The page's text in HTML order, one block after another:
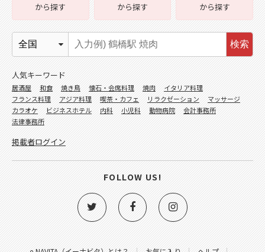
から探す
から探す
から探す
検索
人気キーワード
居酒屋 和食 焼き鳥 懐石・会席料理 焼肉
イタリア料理
フランス料理
アジア料理 喫茶・カフェ リラクゼーション
マッサージ
カラオケ
ビジネスホテル 内科 小児科 動物病院
会計事務所
法律事務所
掲載者ログイン
FOLLOW US!